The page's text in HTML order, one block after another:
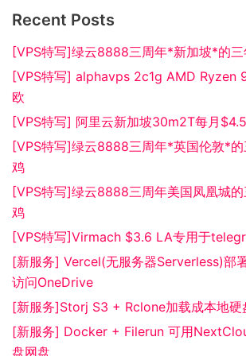
Recent Posts
[VPS特写]绿云8888三周年*新加坡*的
[VPS特写] alphavps 2c1g AMD Ryzen
欧
[VPS特写] 阿里云新加坡30m2T每月$4.5
[VPS特写]绿云8888三周年*英国伦敦*
鸡
[VPS特写]绿云8888三周年美国凤凰城
鸡
[VPS特写]Virmach $3.6 LA专用于
[新服务] Vercel(无服务器Serverless)部
访问OneDrive
[新服务]Storj S3 + Rclone加载成本地硬
[新服务] Docker + Filerun 可用
盘网盘